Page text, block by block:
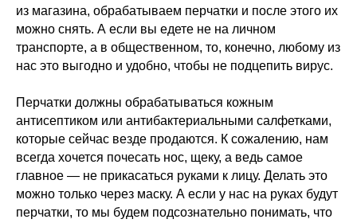
из магазина, обрабатываем перчатки и после этого их
можно снять. А если вы едете не на личном
транспорте, а в общественном, то, конечно, любому из
нас это выгодно и удобно, чтобы не подцепить вирус.
Перчатки должны обрабатываться кожным
антисептиком или антибактериальными салфетками,
которые сейчас везде продаются. К сожалению, нам
всегда хочется почесать нос, щеку, а ведь самое
главное — не прикасаться руками к лицу. Делать это
можно только через маску. А если у нас на руках будут
перчатки, то мы будем подсознательно понимать, что